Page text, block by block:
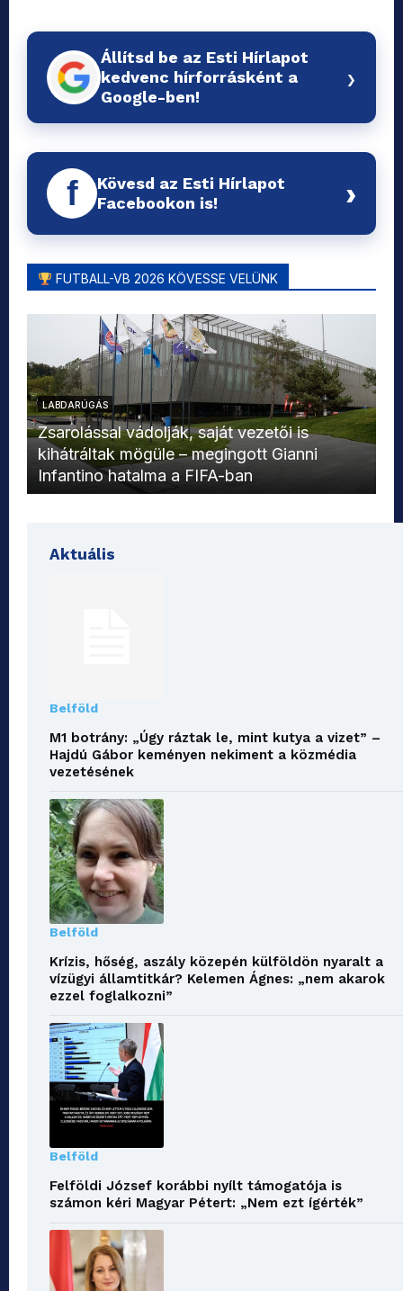
Állítsd be az Esti Hírlapot
kedvenc hírforrásként a
Google-ben!
›
f
Kövesd az Esti Hírlapot
Facebookon is!
›
FUTBALL-VB 2026 KÖVESSE VELÜNK
LABDARÚGÁS
Zsarolással vádolják, saját vezetői is
kihátráltak mögüle – megingott Gianni
Infantino hatalma a FIFA-ban
Aktuális
Belföld
M1 botrány: „Úgy ráztak le, mint kutya a vizet” –
Hajdú Gábor keményen nekiment a közmédia
vezetésének
Belföld
Krízis, hőség, aszály közepén külföldön nyaralt a
vízügyi államtitkár? Kelemen Ágnes: „nem akarok
ezzel foglalkozni”
Belföld
Felföldi József korábbi nyílt támogatója is
számon kéri Magyar Pétert: „Nem ezt ígérték”